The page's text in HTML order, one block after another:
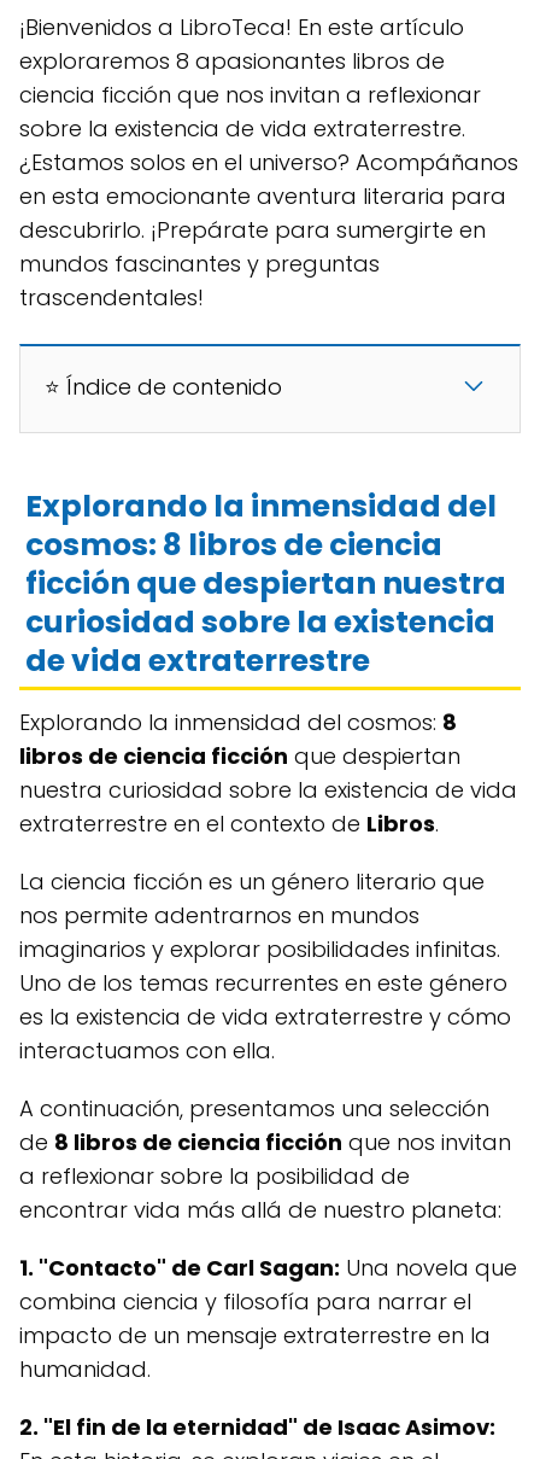
¡Bienvenidos a LibroTeca! En este artículo
exploraremos 8 apasionantes libros de
ciencia ficción que nos invitan a reflexionar
sobre la existencia de vida extraterrestre.
¿Estamos solos en el universo? Acompáñanos
en esta emocionante aventura literaria para
descubrirlo. ¡Prepárate para sumergirte en
mundos fascinantes y preguntas
trascendentales!
⭐ Índice de contenido
Explorando la inmensidad del
cosmos: 8 libros de ciencia
ficción que despiertan nuestra
curiosidad sobre la existencia
de vida extraterrestre
Explorando la inmensidad del cosmos: 8
libros de ciencia ficción que despiertan
nuestra curiosidad sobre la existencia de vida
extraterrestre en el contexto de Libros.
La ciencia ficción es un género literario que
nos permite adentrarnos en mundos
imaginarios y explorar posibilidades infinitas.
Uno de los temas recurrentes en este género
es la existencia de vida extraterrestre y cómo
interactuamos con ella.
A continuación, presentamos una selección
de 8 libros de ciencia ficción que nos invitan
a reflexionar sobre la posibilidad de
encontrar vida más allá de nuestro planeta:
1. "Contacto" de Carl Sagan: Una novela que
combina ciencia y filosofía para narrar el
impacto de un mensaje extraterrestre en la
humanidad.
2. "El fin de la eternidad" de Isaac Asimov: